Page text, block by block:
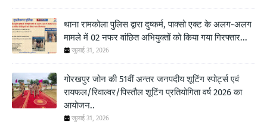
थाना रामकोला पुलिस द्वारा दुष्कर्म, पाक्सो एक्ट के अलग-अलग
मामले में 02 नफर वांछित अभियुक्तों को किया गया गिरफ्तार...
जुलाई 31, 2026
गोरखपुर जोन की 51वीं अन्तर जनपदीय शूटिंग स्पोर्ट्स एवं
रायफल/रिवाल्वर/पिस्तौल शूटिंग प्रतियोगिता वर्ष 2026 का
आयोजन..
जुलाई 31, 2026